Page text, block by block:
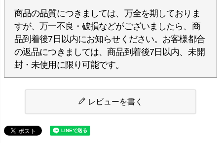
商品の品質につきましては、万全を期しておりま
すが、万一不良・破損などがございましたら、商
品到着後7日以内にお知らせください。お客様都合
の返品につきましては、商品到着後7日以内、未開
封・未使用に限り可能です。
レビューを書く